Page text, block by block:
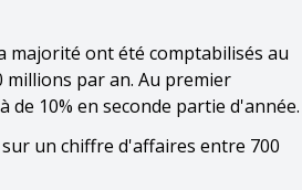
majorité ont été comptabilisés au
par an. Au premier
10% en seconde partie d'année.
un chiffre d'affaires entre 700